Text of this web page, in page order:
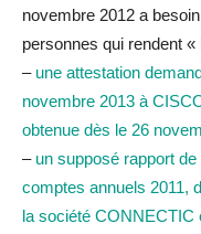
novembre 2012 a
personnes qui rendent
– une attestation
novembre 2013 à
obtenue dès le 26
– un supposé rapport
comptes annuels 2011,
la société CONNECTIC